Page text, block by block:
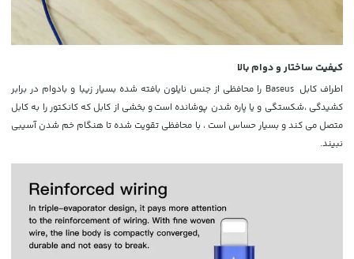
کیفیت ساختار و دوام بالا
اطراف کابل Baseus را محافظی از جنس نایلون بافته شده بسیار زیبا و بادوام در برابر
کشیدگی ،شکستگی و یا پاره شدن پوشانده استو بخشی از کابل که کانکتور را به کابل
متصل می کند و بسیار حساس است ، با محافظی تقویت شده تا هنگام خم شدن آسیبی
نبیند.